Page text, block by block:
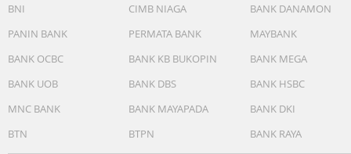
BNI
CIMB NIAGA
BANK DANAMON
PANIN BANK
PERMATA BANK
MAYBANK
BANK OCBC
BANK KB BUKOPIN
BANK MEGA
BANK UOB
BANK DBS
BANK HSBC
MNC BANK
BANK MAYAPADA
BANK DKI
BTN
BTPN BANK RAYA